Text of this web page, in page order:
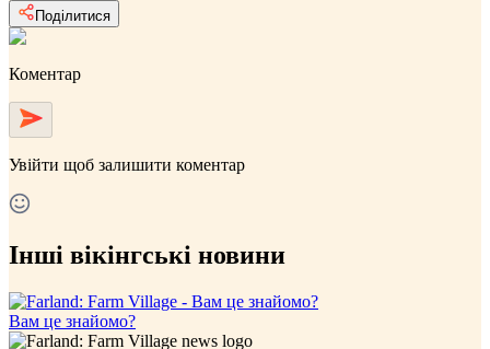
Поділитися
Коментар
Увійти щоб залишити коментар
Інші вікінгські новини
Вам це знайомо?